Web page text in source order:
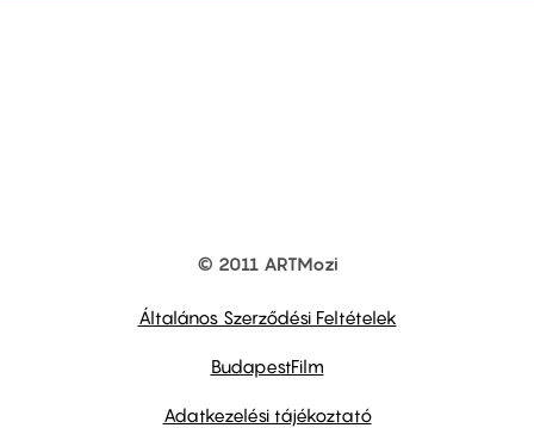
© 2011 ARTMozi
Általános Szerződési Feltételek
BudapestFilm
Adatkezelési tájékoztató